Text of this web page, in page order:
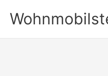
Inhalt
springen